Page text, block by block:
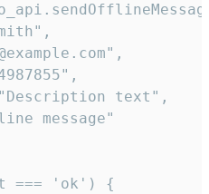
text",
message"
=== 'ok') {